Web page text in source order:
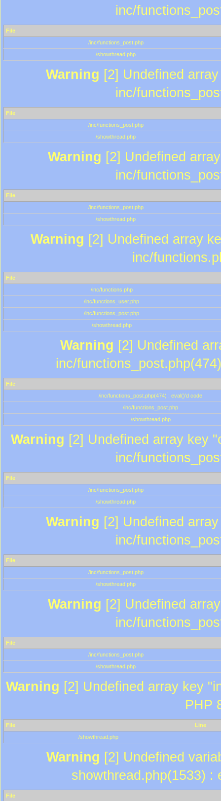
inc/
File
/inc/functions_post.php
/showthread.php
Warning [2] Undefined
inc/
File
/inc/functions_post.php
/showthread.php
Warning [2] Undefined
inc/
File
/inc/functions_post.php
/showthread.php
Warning [2] Undefined array
inc/
File
/inc/functions.php
/inc/functions_user.php
/inc/functions_post.php
/showthread.php
Warning [2] Undefined
inc/
File
/inc/functions_post.php(474) : eval()'d code
/inc/functions_post.php
/showthread.php
Warning [2] Undefined array key
inc/
File
/inc/functions_post.php
/showthread.php
Warning [2] Undefined
inc/
File
/inc/functions_post.php
/showthread.php
Warning [2] Undefined
inc/
File
/inc/functions_post.php
/showthread.php
Warning [2] Undefined array key
PHP
File
Line
/showthread.php
Warning [2] Undefined
showthread.php(1533) :
File